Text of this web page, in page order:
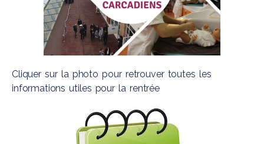
Cliquer sur la photo pour retrouver toutes les
informations utiles pour la rentrée